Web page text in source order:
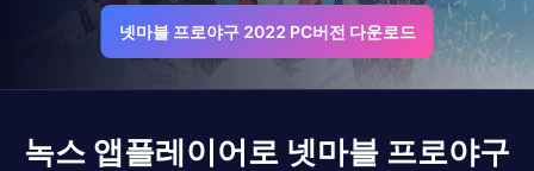
넷마블 프로야구 2022 PC버전 다운로드
녹스 앱플레이어로 넷마블 프로야구